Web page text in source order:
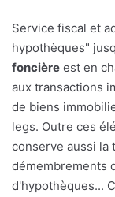
Service fiscal et
hypothèques"
foncière est en
aux transactions
de biens
legs. Outre ces
conserve aussi la
démembrements
d'hypothèques...